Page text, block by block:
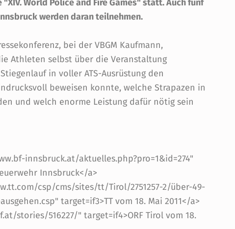
World Police and Fire Games" statt. Auch fünf
werden daran teilnehmen.
bei der VBGM Kaufmann,
Athleten selbst über die Veranstaltung
in voller ATS-Ausrüstung den
beweisen konnte, welche Strapazen in
und welch enorme Leistung dafür nötig sein
innsbruck.at/aktuelles.php?pro=1&id=274"
Innsbruck</a>
csp/cms/sites/tt/Tirol/2751257-2/über-49-
target=if3>TT vom 18. Mai 2011</a>
stories/516227/" target=if4>ORF Tirol vom 18.